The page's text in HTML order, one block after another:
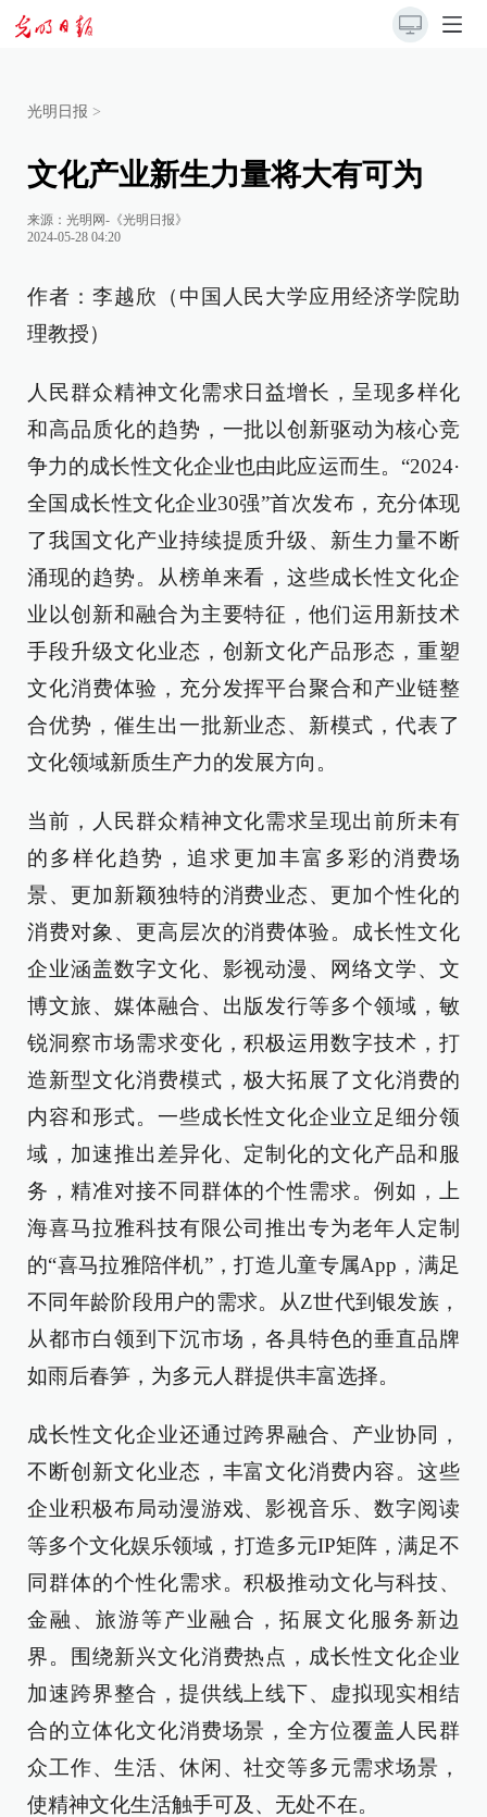
光明日报 >
文化产业新生力量将大有可为
来源： 光明网-《光明日报》
2024-05-28 04:20
作者：李越欣（中国人民大学应用经济学院助
理教授）
人民群众精神文化需求日益增长，呈现多样化
和高品质化的趋势，一批以创新驱动为核心竞
争力的成长性文化企业也由此应运而生。“2024·
全国成长性文化企业30强”首次发布，充分体现
了我国文化产业持续提质升级、新生力量不断
涌现的趋势。从榜单来看，这些成长性文化企
业以创新和融合为主要特征，他们运用新技术
手段升级文化业态，创新文化产品形态，重塑
文化消费体验，充分发挥平台聚合和产业链整
合优势，催生出一批新业态、新模式，代表了
文化领域新质生产力的发展方向。
当前，人民群众精神文化需求呈现出前所未有
的多样化趋势，追求更加丰富多彩的消费场
景、更加新颖独特的消费业态、更加个性化的
消费对象、更高层次的消费体验。成长性文化
企业涵盖数字文化、影视动漫、网络文学、文
博文旅、媒体融合、出版发行等多个领域，敏
锐洞察市场需求变化，积极运用数字技术，打
造新型文化消费模式，极大拓展了文化消费的
内容和形式。一些成长性文化企业立足细分领
域，加速推出差异化、定制化的文化产品和服
务，精准对接不同群体的个性需求。例如，上
海喜马拉雅科技有限公司推出专为老年人定制
的“喜马拉雅陪伴机”，打造儿童专属App，满足
不同年龄阶段用户的需求。从Z世代到银发族，
从都市白领到下沉市场，各具特色的垂直品牌
如雨后春笋，为多元人群提供丰富选择。
成长性文化企业还通过跨界融合、产业协同，
不断创新文化业态，丰富文化消费内容。这些
企业积极布局动漫游戏、影视音乐、数字阅读
等多个文化娱乐领域，打造多元IP矩阵，满足不
同群体的个性化需求。积极推动文化与科技、
金融、旅游等产业融合，拓展文化服务新边
界。围绕新兴文化消费热点，成长性文化企业
加速跨界整合，提供线上线下、虚拟现实相结
合的立体化文化消费场景，全方位覆盖人民群
众工作、生活、休闲、社交等多元需求场景，
使精神文化生活触手可及、无处不在。